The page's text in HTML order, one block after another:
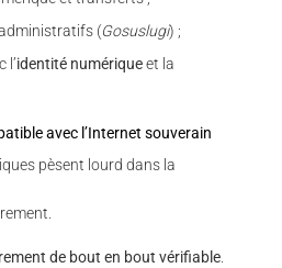
(Gosuslugi) ;
l’identité numériqueet la
avec l’Internet souverain
pèsent lourd dans la
de bout en bout vérifiable